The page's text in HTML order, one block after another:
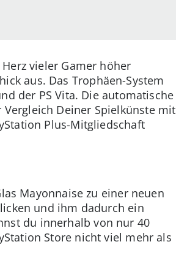
vieler Gamer höher
aus. Das Trophäen-System
der PS Vita. Die automatische
Deiner Spielkünste mit
Plus-Mitgliedschaft
Mayonnaise zu einer neuen
und ihm dadurch ein
du innerhalb von nur 40
Store nicht viel mehr als